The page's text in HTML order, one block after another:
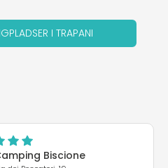
I TRAPANI
Biscione